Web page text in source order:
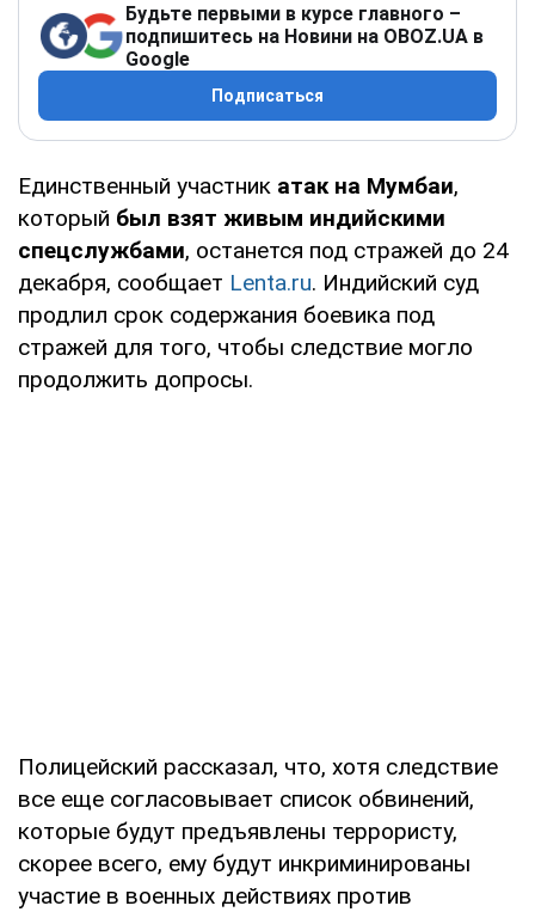
Будьте первыми в курсе главного –
подпишитесь на Новини на OBOZ.UA в
Google
Подписаться
Единственный участник атак на Мумбаи,
который был взят живым индийскими
спецслужбами, останется под стражей до 24
декабря, сообщает Lenta.ru. Индийский суд
продлил срок содержания боевика под
стражей для того, чтобы следствие могло
продолжить допросы.
Полицейский рассказал, что, хотя следствие
все еще согласовывает список обвинений,
которые будут предъявлены террористу,
скорее всего, ему будут инкриминированы
участие в военных действиях против